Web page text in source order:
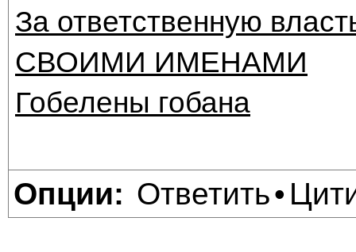
За ответственную
СВОИМИ ИМЕНАМИ
Гобелены гобана
Опции: Ответить•